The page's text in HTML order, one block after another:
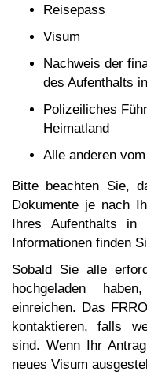
Reisepass
Visum
Nachweis der
des Aufenthalts
Polizeiliches
Heimatland
Alle anderen
Bitte beachten Sie,
Dokumente je nach
Ihres Aufenthalts in
Informationen finden
Sobald Sie alle
hochgeladen
einreichen. Das
kontaktieren, falls
sind. Wenn Ihr
neues Visum